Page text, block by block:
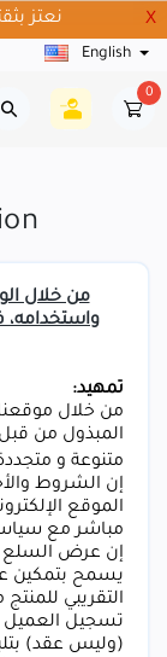
نعتز X
English
0
من خلال
واستخدامه،
تمهيد:
من خلال موقعنا
المبذول من
متنوعة و
إن الشروط
الموقع
مباشر مع
إن عرض السلع
يسمح بتمكين
التقريبي
تسجيل العميل
(وليس عقد)